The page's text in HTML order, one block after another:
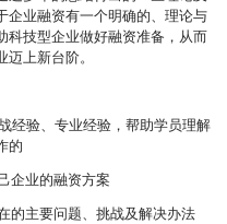
企业融资有一个明确的、理论与
科技型企业做好融资准备，从而
上新台阶。
经验、专业经验，帮助学员理解
的
企业的融资方案
的主要问题、挑战及解决办法